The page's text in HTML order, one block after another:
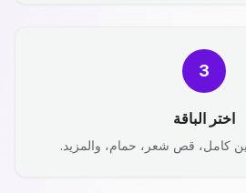
3
اختر الباقة
كامل، قص شعر، حمام، والمزيد.